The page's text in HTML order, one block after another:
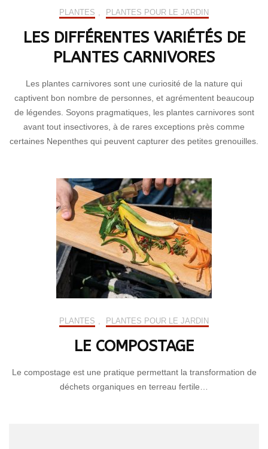
PLANTES , PLANTES POUR LE JARDIN
LES DIFFÉRENTES VARIÉTÉS DE
PLANTES CARNIVORES
Les plantes carnivores sont une curiosité de la nature qui
captivent bon nombre de personnes, et agrémentent beaucoup
de légendes. Soyons pragmatiques, les plantes carnivores sont
avant tout insectivores, à de rares exceptions près comme
certaines Nepenthes qui peuvent capturer des petites grenouilles.
PLANTES , PLANTES POUR LE JARDIN
LE COMPOSTAGE
Le compostage est une pratique permettant la transformation de
déchets organiques en terreau fertile…